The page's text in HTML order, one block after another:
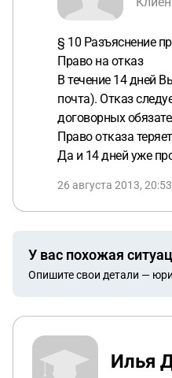
ответственности
претензии в связи с
передавать или не
Пользователь.§ 6
других Пользователей.
сообщений при помощи
с данными).(2)
указанные им сведения
ущербом, потерями или
вызвано злым умыслом или
действиями, неполадками
конфиденциально
третьим лицам без
распространять через
его для того, чтобы
(зараженное программное
§ 10 Разъяснение
Право на отказ
В течение 14 дней
почта). Отказ
договорных
Право отказа
Да и 14 дней уже
26 августа 2013, 20:53
У вас похожая
Опишите свои детали —
Илья